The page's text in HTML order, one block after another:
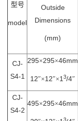
型号
model
Outside
Dimensions
(mm)
CJ-
S4-1
295×295×46mm
12″×12″×1 3/4″
CJ-
S4-2
495×295×46mm
3